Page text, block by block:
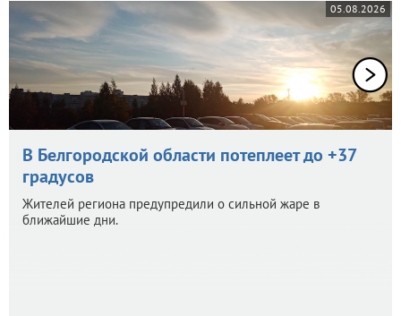
05.08.2026
В Белгородской области потеплеет до +37
градусов
Жителей региона предупредили о сильной жаре в
ближайшие дни.